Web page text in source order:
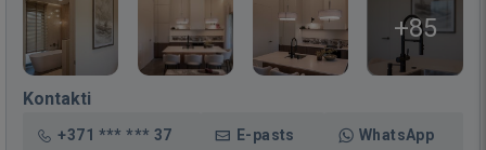
+85
Kontakti
+371 *** *** 37 E-pasts WhatsApp